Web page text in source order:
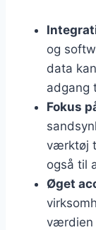
og
data
adgang
Fokus
værktøj
også til
Øget
værdien